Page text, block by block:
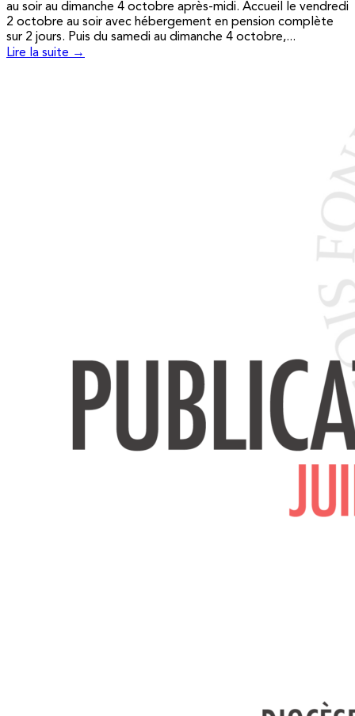
au soir au dimanche 4 octobre après-midi. Accueil le vendredi
2 octobre au soir avec hébergement en pension complète
sur 2 jours. Puis du samedi au dimanche 4 octobre,...
Lire la suite →